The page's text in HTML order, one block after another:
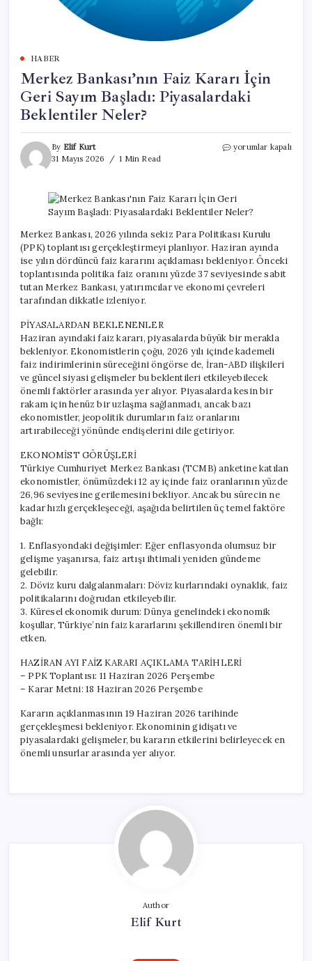
HABER
Merkez Bankası’nın Faiz Kararı İçin
Geri Sayım Başladı: Piyasalardaki
Beklentiler Neler?
By Elif Kurt
31 Mayıs 2026
1 Min Read
Merkez
İçin
Geri
Sayım
Başladı:
Piyasalardaki
Beklentiler
Neler?
için
yorumlar kapalı
Merkez Bankası, 2026 yılında sekiz Para Politikası Kurulu
(PPK) toplantısı gerçekleştirmeyi planlıyor. Haziran ayında
ise yılın dördüncü faiz kararını açıklaması bekleniyor. Önceki
toplantısında politika faiz oranını yüzde 37 seviyesinde sabit
tutan Merkez Bankası, yatırımcılar ve ekonomi çevreleri
tarafından dikkatle izleniyor.
PİYASALARDAN BEKLENENLER
Haziran ayındaki faiz kararı, piyasalarda büyük bir merakla
bekleniyor. Ekonomistlerin çoğu, 2026 yılı içinde kademeli
faiz indirimlerinin süreceğini öngörse de, İran-ABD ilişkileri
ve güncel siyasi gelişmeler bu beklentileri etkileyebilecek
önemli faktörler arasında yer alıyor. Piyasalarda kesin bir
rakam için henüz bir uzlaşma sağlanmadı, ancak bazı
ekonomistler, jeopolitik durumların faiz oranlarını
artırabileceği yönünde endişelerini dile getiriyor.
EKONOMİST GÖRÜŞLERİ
Türkiye Cumhuriyet Merkez Bankası (TCMB) anketine katılan
ekonomistler, önümüzdeki 12 ay içinde faiz oranlarının yüzde
26,96 seviyesine gerilemesini bekliyor. Ancak bu sürecin ne
kadar hızlı gerçekleşeceği, aşağıda belirtilen üç temel faktöre
bağlı:
1. Enflasyondaki değişimler: Eğer enflasyonda olumsuz bir
gelişme yaşanırsa, faiz artışı ihtimali yeniden gündeme
gelebilir.
2. Döviz kuru dalgalanmaları: Döviz kurlarındaki oynaklık, faiz
politikalarını doğrudan etkileyebilir.
3. Küresel ekonomik durum: Dünya genelindeki ekonomik
koşullar, Türkiye’nin faiz kararlarını şekillendiren önemli bir
etken.
HAZİRAN AYI FAİZ KARARI AÇIKLAMA TARİHLERİ
– PPK Toplantısı: 11 Haziran 2026 Perşembe
– Karar Metni: 18 Haziran 2026 Perşembe
Kararın açıklanmasının 19 Haziran 2026 tarihinde
gerçekleşmesi bekleniyor. Ekonominin gidişatı ve
piyasalardaki gelişmeler, bu kararın etkilerini belirleyecek en
önemli unsurlar arasında yer alıyor.
Author
Elif Kurt